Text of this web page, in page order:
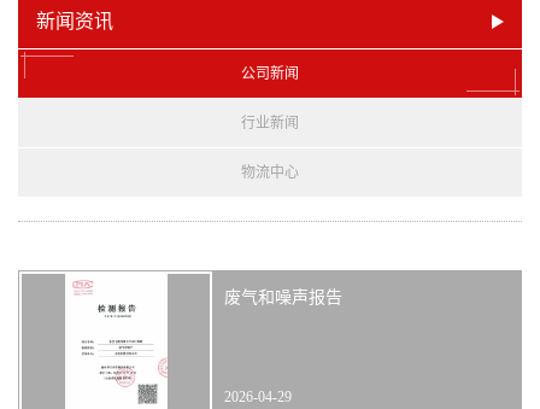
新闻资讯
公司新闻
行业新闻
物流中心
废气和噪声报告
2026-04-29